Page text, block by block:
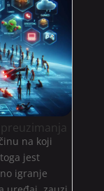
na koji
jest
igranje